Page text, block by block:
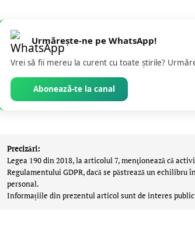
Urmărește-ne pe WhatsApp!
Vrei să fii mereu la curent cu toate știrile?
Abonează-te la canal
Precizări:
Legea 190 din 2018, la articolul 7, menţionează că
Regulamentului GDPR, dacă se păstrează un
personal.
Informațiile din prezentul articol sunt de interes